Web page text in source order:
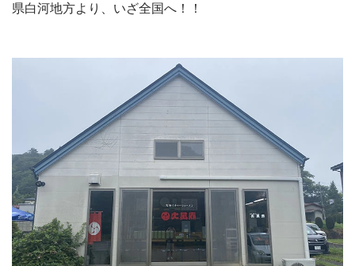
県白河地方より、いざ全国へ！！